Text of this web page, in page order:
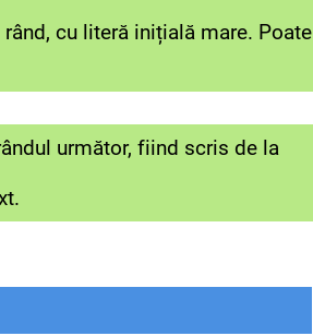
cu literă inițială mare. Poate
următor, fiind scris de la